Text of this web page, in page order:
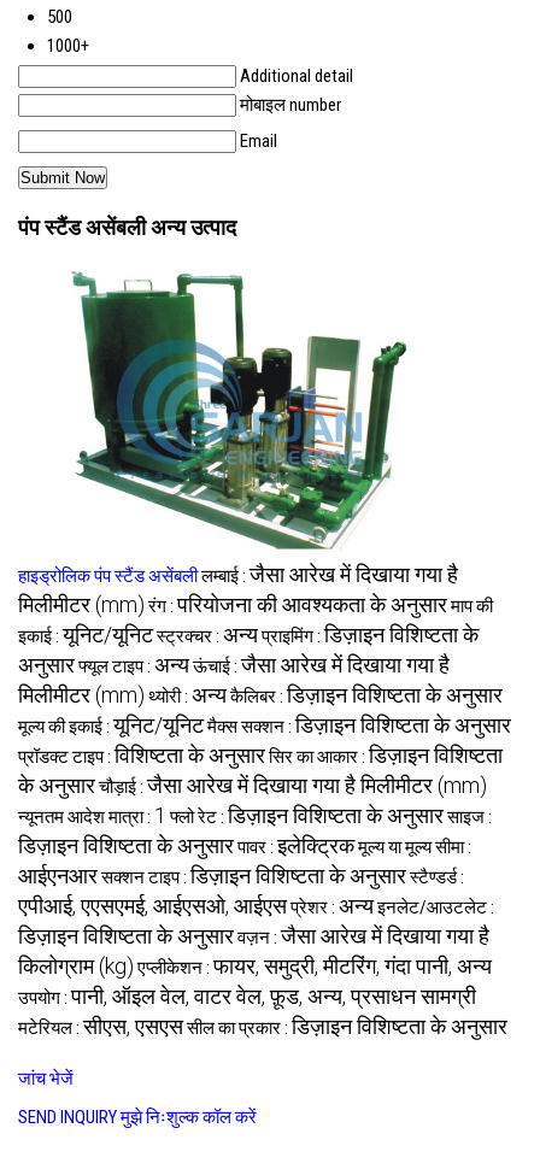
500
1000+
Additional detail
मोबाइल number
Email
पंप स्टैंड असेंबली अन्य उत्पाद
हाइड्रोलिक पंप स्टैंड असेंबलीलम्बाई :जैसा आरेख में दिखाया गया है
मिलीमीटर (mm) रंग :परियोजना की आवश्यकता के अनुसारमाप की
इकाई :यूनिट/यूनिटस्ट्रक्चर : अन्यप्राइमिंग :डिज़ाइन विशिष्टता के
अनुसारफ्यूल टाइप : अन्यऊंचाई :जैसा आरेख में दिखाया गया है
मिलीमीटर (mm) थ्योरी : अन्यकैलिबर :डिज़ाइन विशिष्टता के अनुसार
मूल्य की इकाई :यूनिट/यूनिटमैक्स सक्शन :डिज़ाइन विशिष्टता के अनुसार
प्रॉडक्ट टाइप :विशिष्टता के अनुसारसिर का आकार :डिज़ाइन विशिष्टता
के अनुसारचौड़ाई :जैसा आरेख में दिखाया गया है मिलीमीटर (mm)
न्यूनतम आदेश मात्रा : 1 फ्लो रेट :डिज़ाइन विशिष्टता के अनुसारसाइज :
डिज़ाइन विशिष्टता के अनुसारपावर :इलेक्ट्रिकमूल्य या मूल्य सीमा :
आईएनआरसक्शन टाइप :डिज़ाइन विशिष्टता के अनुसारस्टैण्डर्ड :
एपीआई, एएसएमई, आईएसओ, आईएसप्रेशर : अन्यइनलेट/आउटलेट :
डिज़ाइन विशिष्टता के अनुसारवज़न :जैसा आरेख में दिखाया गया है
किलोग्राम (kg) एप्लीकेशन :फायर, समुद्री, मीटरिंग, गंदा पानी, अन्य
उपयोग :पानी, ऑइल वेल, वाटर वेल, फ़ूड, अन्य, प्रसाधन सामग्री
मटेरियल :सीएस, एसएससील का प्रकार :डिज़ाइन विशिष्टता के अनुसार
जांच भेजें
SEND INQUIRYमुझे निःशुल्क कॉल करें